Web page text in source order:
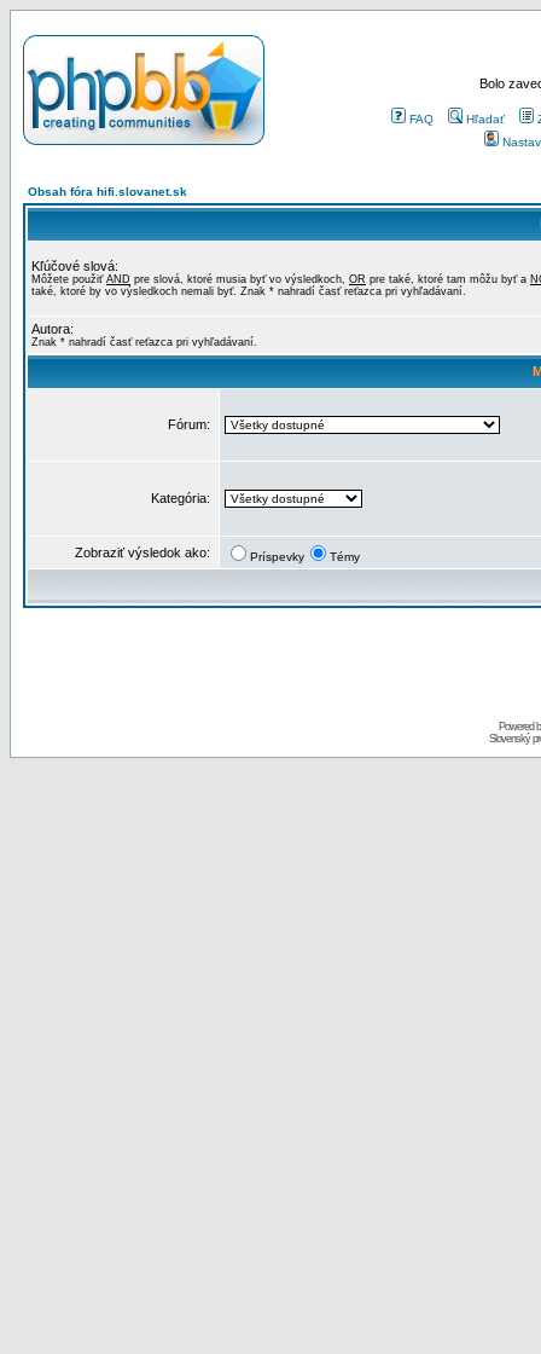
Bolo
FAQ Hľadať
Obsah fóra hifi.slovanet.sk
Kľúčové slová:
Môžete použiť AND pre slová, ktoré musia byť vo výsledkoch, OR pre také, ktoré tam môžu byť a
také, ktoré by vo výsledkoch nemali byť. Znak * nahradí časť reťazca pri vyhľadávaní.
Autora:
Znak * nahradí časť reťazca pri vyhľadávaní.
Fórum:
Kategória:
Zobraziť výsledok ako: Príspevky Témy
Powered
Slovenský